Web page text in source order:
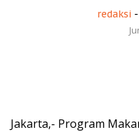
redaksi -
Jakarta,- Program